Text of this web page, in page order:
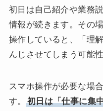
初日は自己紹介や業務
情報が続きます。その
操作していると、「理
んじさせてしまう可能
スマホ操作が必要な場
す。
初日は「仕事に集